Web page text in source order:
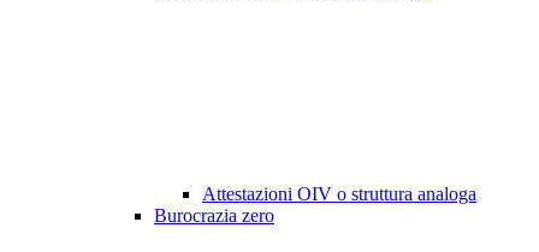
Attestazioni OIV o struttura analoga
Burocrazia zero